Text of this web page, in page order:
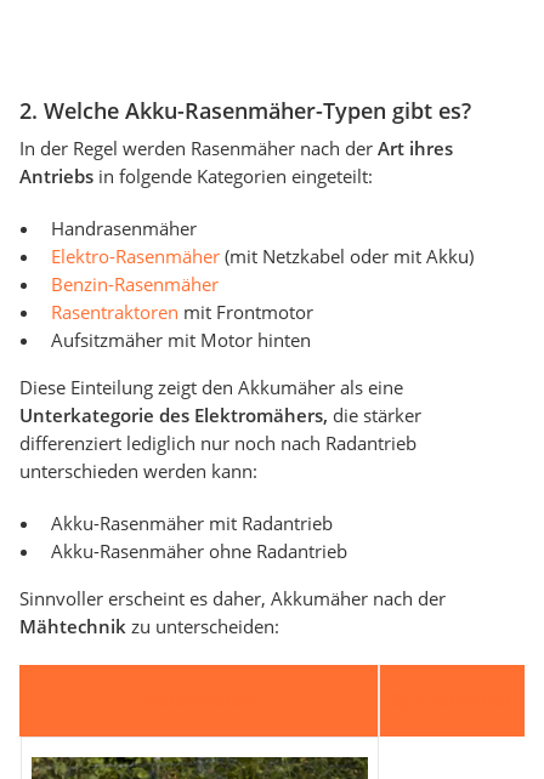
2. Welche Akku-Rasenmäher-Typen gibt es?
In der Regel werden Rasenmäher nach der Art ihres
Antriebs in folgende Kategorien eingeteilt:
Handrasenmäher
Elektro-Rasenmäher (mit Netzkabel oder mit Akku)
Benzin-Rasenmäher
Rasentraktoren mit Frontmotor
Aufsitzmäher mit Motor hinten
Diese Einteilung zeigt den Akkumäher als eine
Unterkategorie des Elektromähers, die stärker
differenziert lediglich nur noch nach Radantrieb
unterschieden werden kann:
Akku-Rasenmäher mit Radantrieb
Akku-Rasenmäher ohne Radantrieb
Sinnvoller erscheint es daher, Akkumäher nach der
Mähtechnik zu unterscheiden: